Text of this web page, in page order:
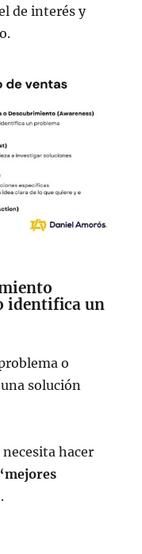
de interés y
identifica un
o
solución
hacer
.